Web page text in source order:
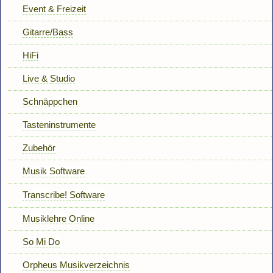
Event & Freizeit
Gitarre/Bass
HiFi
Live & Studio
Schnäppchen
Tasteninstrumente
Zubehör
Musik Software
Transcribe! Software
Musiklehre Online
So Mi Do
Orpheus Musikverzeichnis